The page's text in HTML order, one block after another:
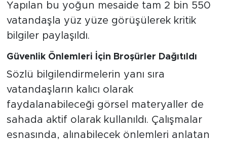
Yapılan bu yoğun mesaide tam 2 bin 550
vatandaşla yüz yüze görüşülerek kritik
bilgiler paylaşıldı.
Güvenlik Önlemleri İçin Broşürler Dağıtıldı
Sözlü bilgilendirmelerin yanı sıra
vatandaşların kalıcı olarak
faydalanabileceği görsel materyaller de
sahada aktif olarak kullanıldı. Çalışmalar
esnasında, alınabilecek önlemleri anlatan